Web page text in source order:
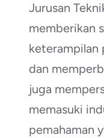
Jurusan
memberikan
keterampilan
dan
juga
memasuki
pemahaman